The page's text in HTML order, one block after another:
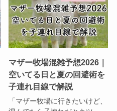
マザー牧場混雑予想2026｜
空いてる日と夏の回避術を
子連れ目線で解説
「マザー牧場に行きたいけど、